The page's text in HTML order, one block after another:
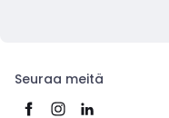
Seuraa meitä